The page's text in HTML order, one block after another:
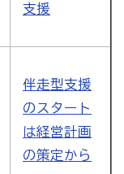
支援
伴走型支援
のスタート
は経営計画
の策定から